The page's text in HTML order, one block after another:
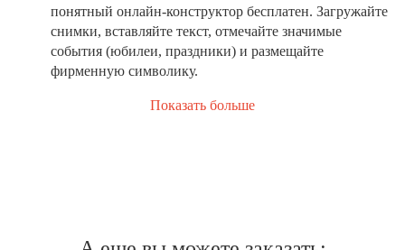
понятный онлайн-конструктор бесплатен. Загружайте
снимки, вставляйте текст, отмечайте значимые
события (юбилеи, праздники) и размещайте
фирменную символику.
Показать больше